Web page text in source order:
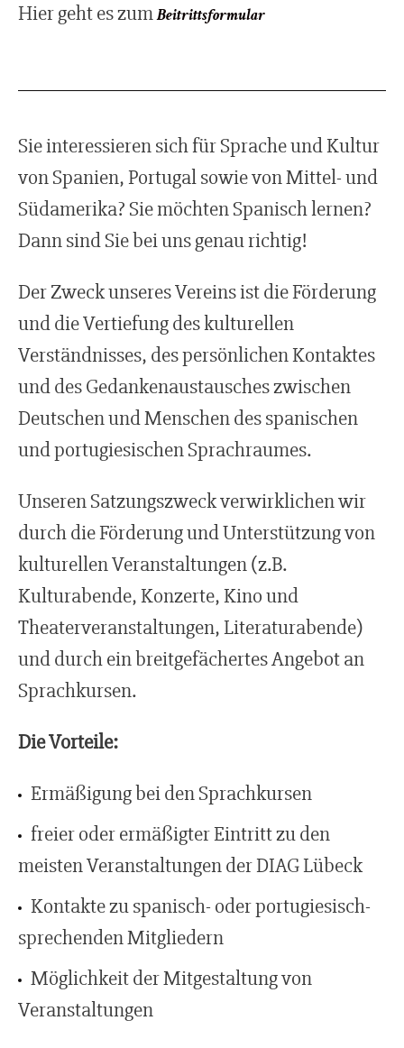
Hier geht es zumBeitrittsformular
Sie interessieren sich für Sprache und Kultur
von Spanien, Portugal sowie von Mittel- und
Südamerika? Sie möchten Spanisch lernen?
Dann sind Sie bei uns genau richtig!
Der Zweck unseres Vereins ist die Förderung
und die Vertiefung des kulturellen
Verständnisses, des persönlichen Kontaktes
und des Gedankenaustausches zwischen
Deutschen und Menschen des spanischen
und portugiesischen Sprachraumes.
Unseren Satzungszweck verwirklichen wir
durch die Förderung und Unterstützung von
kulturellen Veranstaltungen (z.B.
Kulturabende, Konzerte, Kino und
Theaterveranstaltungen, Literaturabende)
und durch ein breitgefächertes Angebot an
Sprachkursen.
Die Vorteile:
Ermäßigung bei den Sprachkursen
freier oder ermäßigter Eintritt zu den
meisten Veranstaltungen der DIAG Lübeck
Kontakte zu spanisch- oder portugiesisch-
sprechenden Mitgliedern
Möglichkeit der Mitgestaltung von
Veranstaltungen